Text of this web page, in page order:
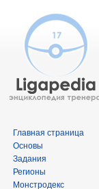
Главная страница
Основы
Задания
Регионы
Монстродекс